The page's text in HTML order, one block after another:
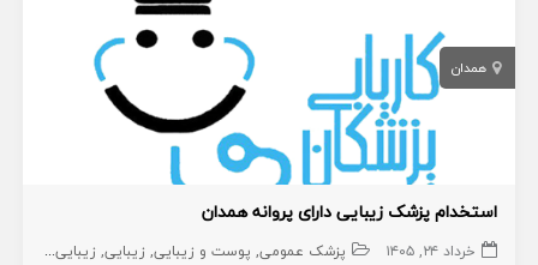
همدان
استخدام پزشک زیبایی دارای پروانه همدان
خرداد ۲۴, ۱۴۰۵ پزشک عمومی پوست و زیبایی زیبایی زیبایی پزشک